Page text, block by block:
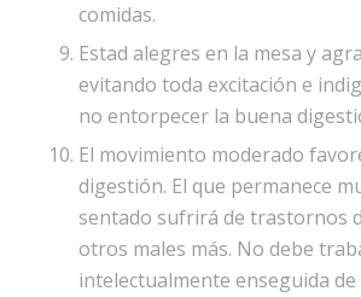
comidas.
Estad alegres en la mesa y
evitando toda excitación e
no entorpecer la buena
El movimiento moderado
digestión. El que permanece
sentado sufrirá de trastornos
otros males más. No debe
intelectualmente enseguida